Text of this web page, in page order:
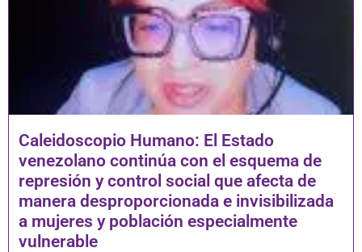
Caleidoscopio Humano: El Estado
venezolano continúa con el esquema de
represión y control social que afecta de
manera desproporcionada e invisibilizada
a mujeres y población especialmente
vulnerable